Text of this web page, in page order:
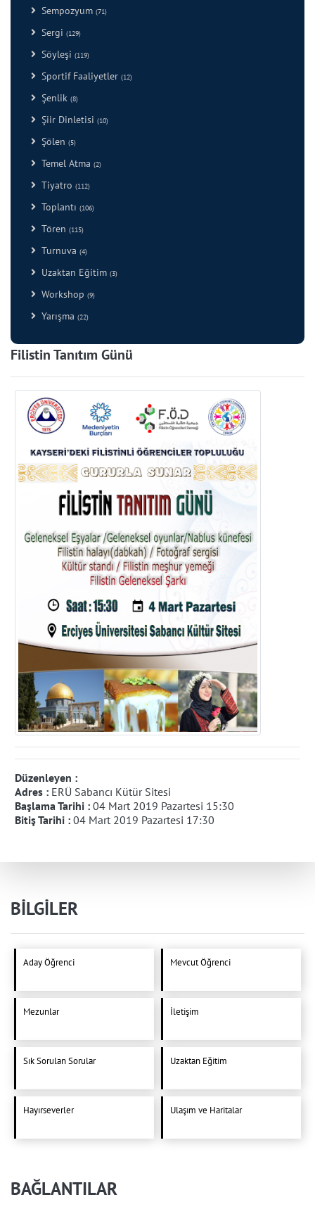
Sempozyum (71)
Sergi (129)
Söyleşi (119)
Sportif Faaliyetler (12)
Şenlik (8)
Şiir Dinletisi (10)
Şölen (5)
Temel Atma (2)
Tiyatro (112)
Toplantı (106)
Tören (115)
Turnuva (4)
Uzaktan Eğitim (3)
Workshop (9)
Yarışma (22)
Filistin Tanıtım Günü
Düzenleyen :
Adres : ERÜ Sabancı Kütür Sitesi
Başlama Tarihi : 04 Mart 2019 Pazartesi 15:30
Bitiş Tarihi : 04 Mart 2019 Pazartesi 17:30
BİLGİLER
Aday Öğrenci Mevcut Öğrenci
Mezunlar İletişim
Sık Sorulan Sorular Uzaktan Eğitim
Hayırseverler Ulaşım ve Haritalar
BAĞLANTILAR